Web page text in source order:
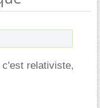
c'est relativiste,